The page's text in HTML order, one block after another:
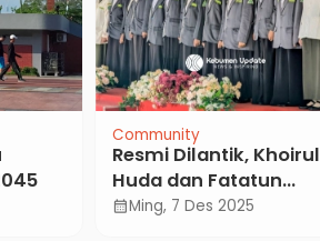
Community
Resmi Dilantik, Khoirul
Huda dan Fatatun
Malikhah Nakhodai PC
calendar_monthMing, 7 Des 2025